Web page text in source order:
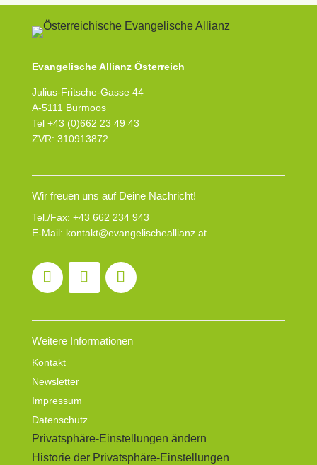
Evangelische Allianz Österreich
Julius-Fritsche-Gasse 44
A-5111 Bürmoos
Tel +43 (0)662 23 49 43
ZVR: 310913872
Wir freuen uns auf Deine Nachricht!
Tel./Fax: +43 662 234 943
E-Mail: kontakt@evangelischeallianz.at
Weitere Informationen
Kontakt
Newsletter
Impressum
Datenschutz
Privatsphäre-Einstellungen ändern
Historie der Privatsphäre-Einstellungen